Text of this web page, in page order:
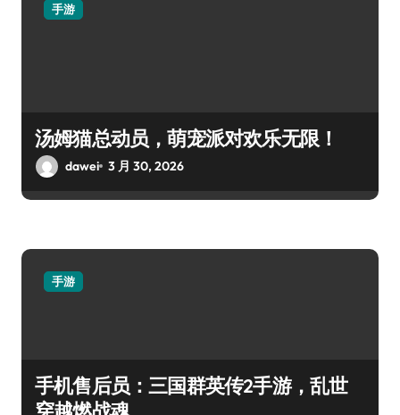
手游
汤姆猫总动员，萌宠派对欢乐无限！
dawei 3 月 30, 2026
手游
手机售后员：三国群英传2手游，乱世